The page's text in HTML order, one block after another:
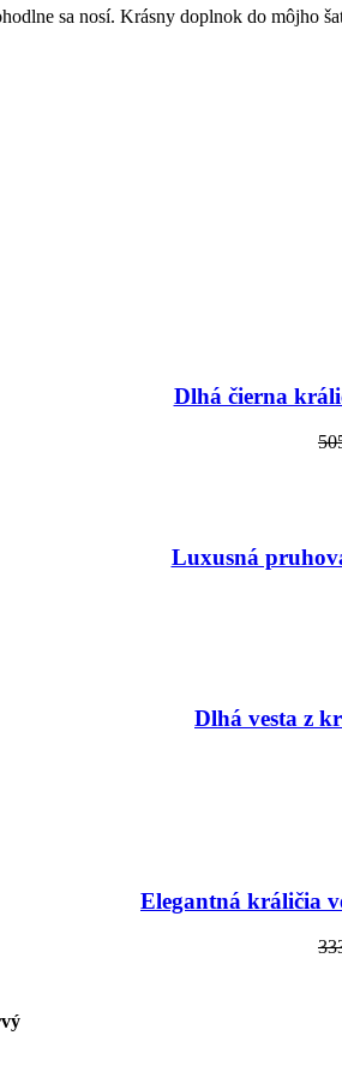
sa nosí. Krásny doplnok do môjho
Dlhá čierna
Luxusná
Dlhá vesta z
Elegantná králičia